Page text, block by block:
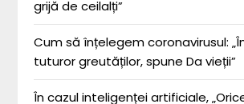
grijă de ceilalți”
Cum să înțelegem coronavirusul:
tuturor greutăților, spune Da vieții”
În cazul inteligenței artificiale,